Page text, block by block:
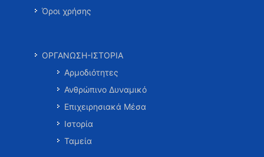
Όροι χρήσης
ΟΡΓΑΝΩΣΗ-ΙΣΤΟΡΙΑ
Αρμοδιότητες
Ανθρώπινο Δυναμικό
Επιχειρησιακά Μέσα
Ιστορία
Ταμεία